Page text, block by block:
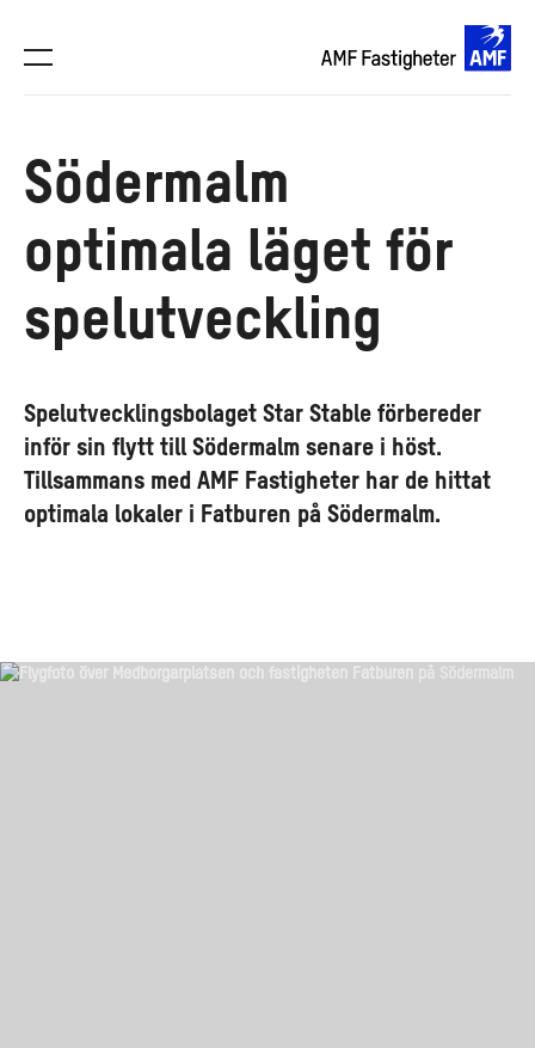
Södermalm
optimala läget för
spelutveckling
Spelutvecklingsbolaget Star Stable förbereder
inför sin flytt till Södermalm senare i höst.
Tillsammans med AMF Fastigheter har de hittat
optimala lokaler i Fatburen på Södermalm.